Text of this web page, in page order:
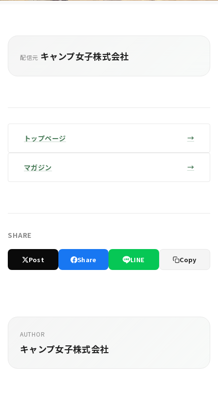
配信元 キャンプ女子株式会社
トップページ
マガジン
SHARE
Post Share LINE Copy
AUTHOR
キャンプ女子株式会社